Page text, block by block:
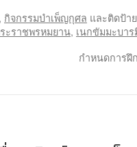
, กิจกรรมบำเพ็ญกุศล และติดป้า
ะราชพรหมยาน, เนกขัมมะบาร
กำหนดการฝึ